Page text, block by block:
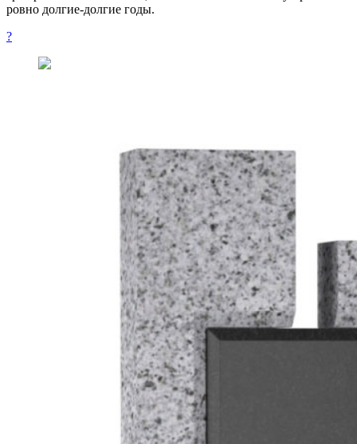
ровно долгие-долгие годы.
?